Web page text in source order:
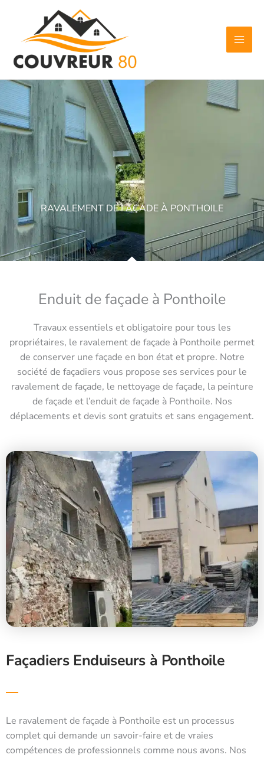
contenu
RAVALEMENT DE FAÇADE À PONTHOILE
Enduit de façade à Ponthoile
Travaux essentiels et obligatoire pour tous les
propriétaires, le ravalement de façade à Ponthoile permet
de conserver une façade en bon état et propre. Notre
société de façadiers vous propose ses services pour le
ravalement de façade, le nettoyage de façade, la peinture
de façade et l’enduit de façade à Ponthoile. Nos
déplacements et devis sont gratuits et sans engagement.
Façadiers Enduiseurs à Ponthoile
Le ravalement de façade à Ponthoile est un processus
complet qui demande un savoir-faire et de vraies
compétences de professionnels comme nous avons. Nos